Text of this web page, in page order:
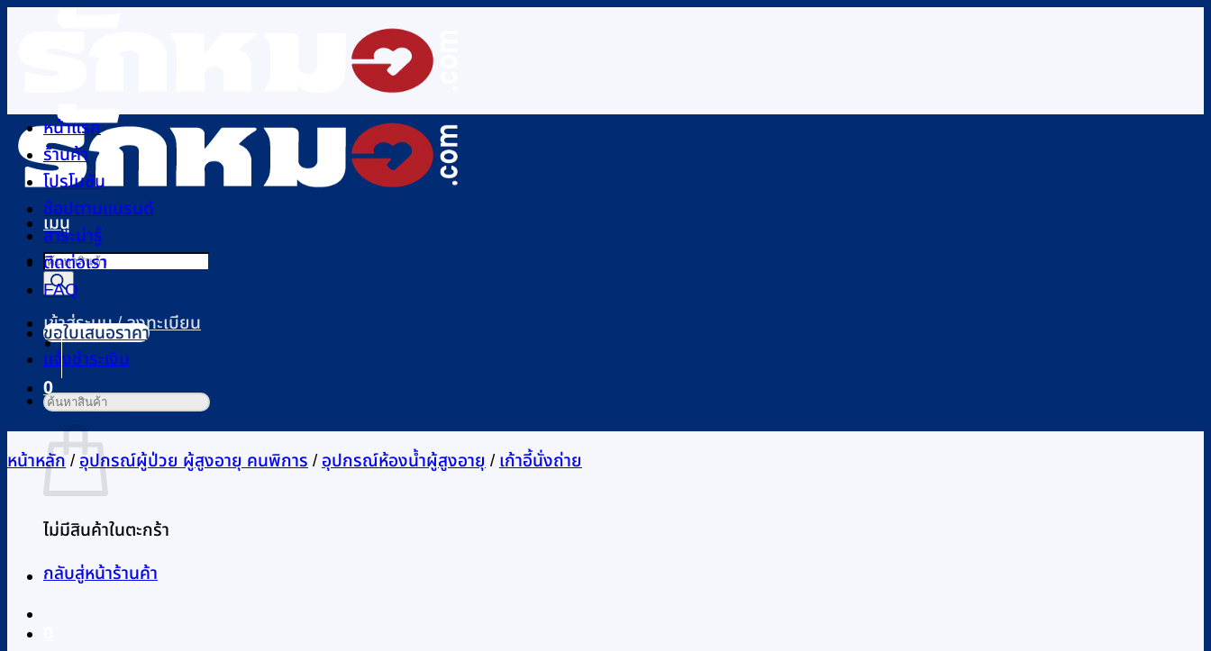
เมนู
Products
search
เข้าสู่ระบบ / ลงทะเบียน
0
ตะกร้าสินค้า
ไม่มีสินค้าในตะกร้า
กลับสู่หน้าร้านค้า
หน้าแรก
ร้านค้า
โปรโมชัน
ช้อปตามแบรนด์
สาระน่ารู้
ติดต่อเรา
FAQ
ขอใบเสนอราคา
แจ้งชำระเงิน
ค้นหา:
หน้าหลัก / อุปกรณ์ผู้ป่วย ผู้สูงอายุ คนพิการ / อุปกรณ์ห้องน้ำผู้สูงอายุ / เก้าอี้นั่งถ่าย